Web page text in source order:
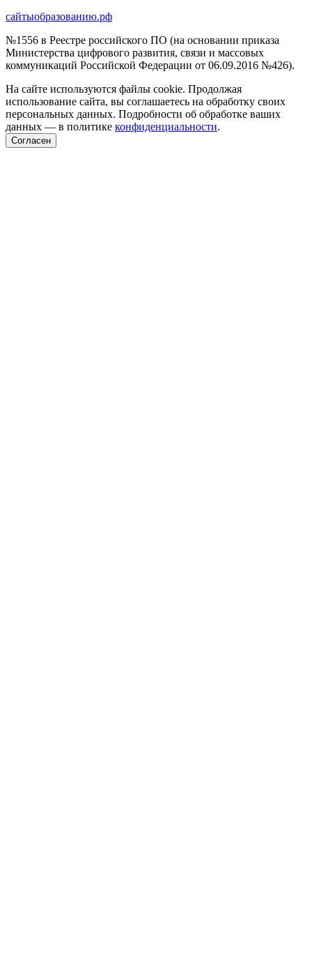
сайтыобразованию.рф
№1556 в Реестре российского ПО (на основании приказа
Министерства цифрового развития, связи и массовых
коммуникаций Российской Федерации от 06.09.2016 №426).
На сайте используются файлы cookie. Продолжая
использование сайта, вы соглашаетесь на обработку своих
персональных данных. Подробности об обработке ваших
данных — в политике конфиденциальности.
Согласен